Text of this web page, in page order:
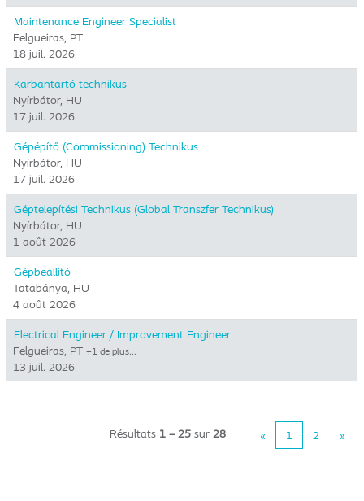
Maintenance Engineer Specialist
Felgueiras, PT
18 juil. 2026
Karbantartó technikus
Nyírbátor, HU
17 juil. 2026
Gépépítő (Commissioning) Technikus
Nyírbátor, HU
17 juil. 2026
Géptelepítési Technikus (Global Transzfer Technikus)
Nyírbátor, HU
1 août 2026
Gépbeállító
Tatabánya, HU
4 août 2026
Electrical Engineer / Improvement Engineer
Felgueiras, PT +1 de plus…
13 juil. 2026
Résultats 1 – 25 sur 28 « 1 2 »